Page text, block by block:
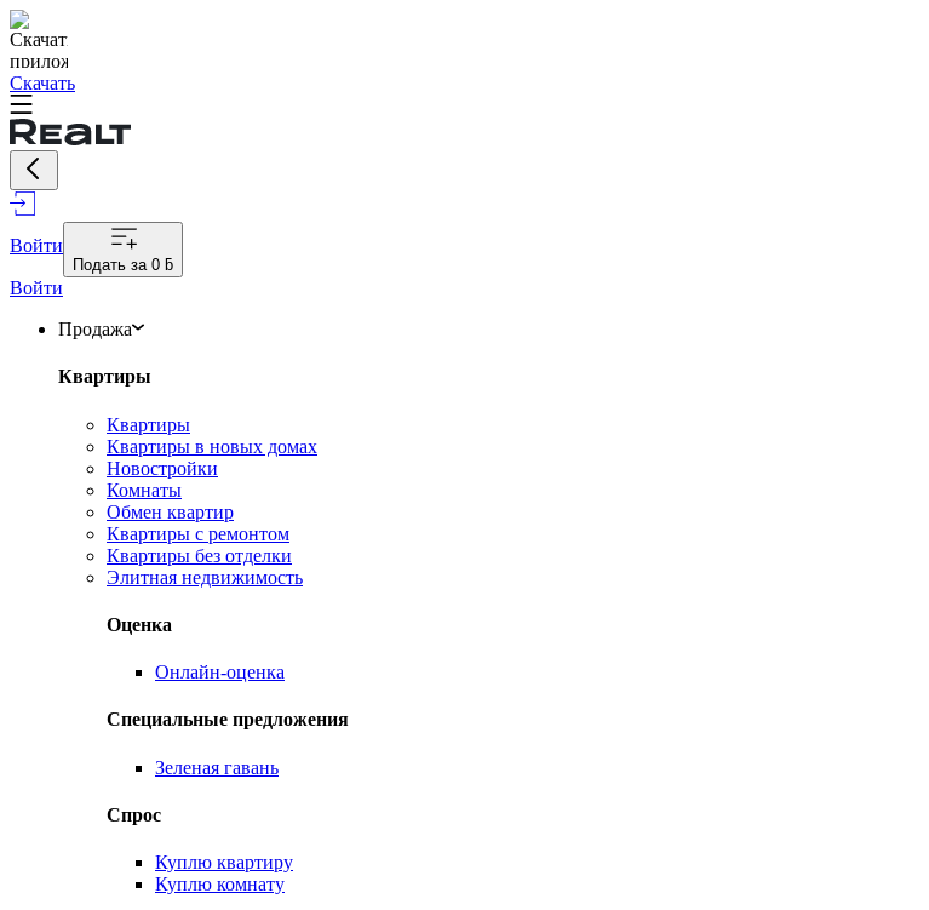
Скачать
Войти
Подать за 0 ƃ
Войти
Продажа
Квартиры
Квартиры
Квартиры в новых домах
Новостройки
Комнаты
Обмен квартир
Квартиры с ремонтом
Квартиры без отделки
Элитная недвижимость
Оценка
Онлайн-оценка
Специальные предложения
Зеленая гавань
Спрос
Куплю квартиру
Куплю комнату